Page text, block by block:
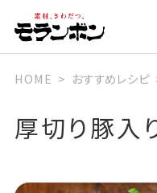
HOME おすすめレシピ
厚切り豚入